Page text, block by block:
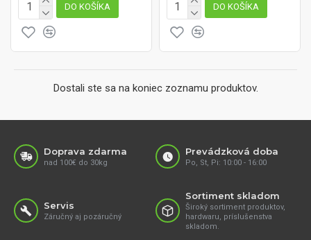
DO KOŠÍKA DO KOŠÍKA
Dostali ste sa na koniec zoznamu produktov.
Doprava zdarma
nad 100€ do 30kg
Prevádzková doba
Po, St, Pi: 10:00 - 16:00
Servis
Záručný aj pozáručný
Sortiment skladom
Široký sortiment produktov,
hardwaru, príslušenstva
skladom.